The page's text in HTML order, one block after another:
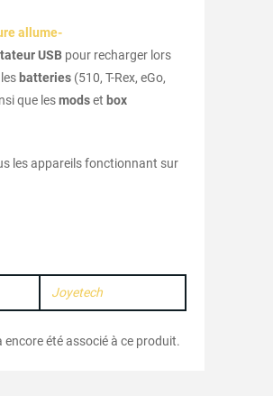
allume-
USB pour recharger lors
batteries(510, T-Rex, eGo,
que lesmodset box
les appareils fonctionnant sur
Joyetech
encore été associé à ce produit.